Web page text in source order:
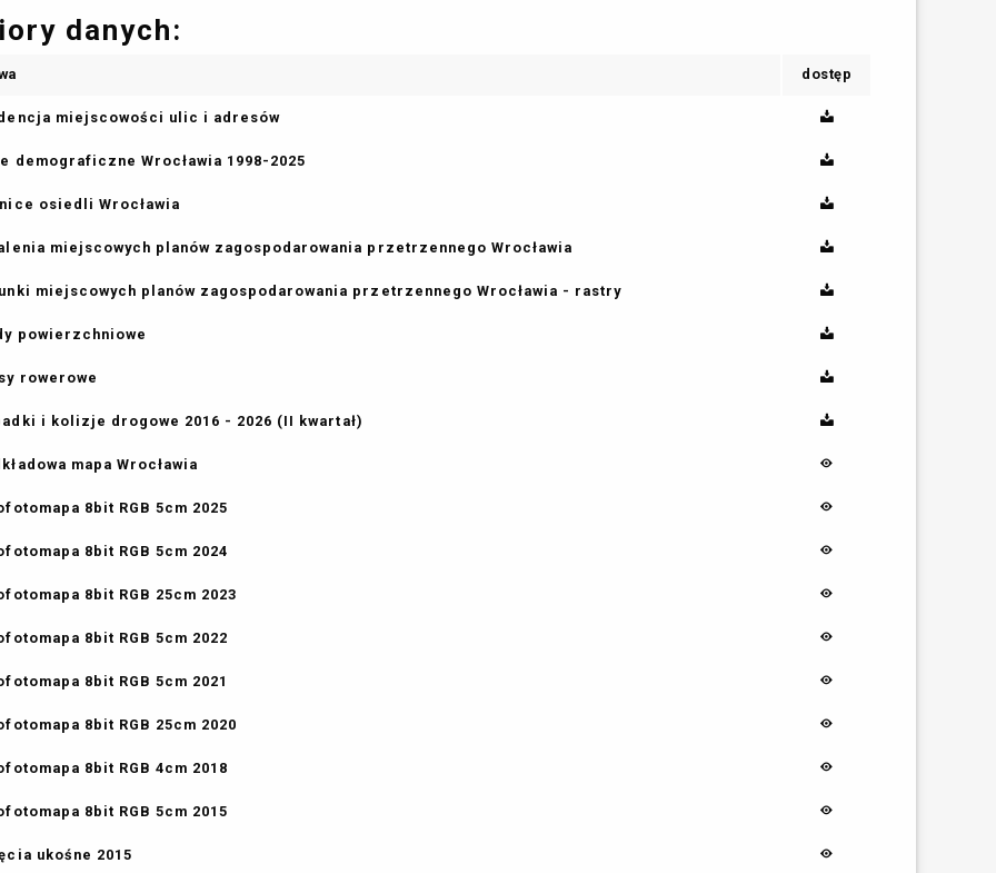
danych:
dostęp
miejscowości ulic i adresów
demograficzne Wrocławia 1998-2025
osiedli Wrocławia
miejscowych planów zagospodarowania przetrzennego Wrocławia
miejscowych planów zagospodarowania przetrzennego Wrocławia - rastry
powierzchniowe
rowerowe
i kolizje drogowe 2016 - 2026 (II kwartał)
mapa Wrocławia
8bit RGB 5cm 2025
8bit RGB 5cm 2024
8bit RGB 25cm 2023
8bit RGB 5cm 2022
8bit RGB 5cm 2021
8bit RGB 25cm 2020
8bit RGB 4cm 2018
8bit RGB 5cm 2015
ukośne 2015